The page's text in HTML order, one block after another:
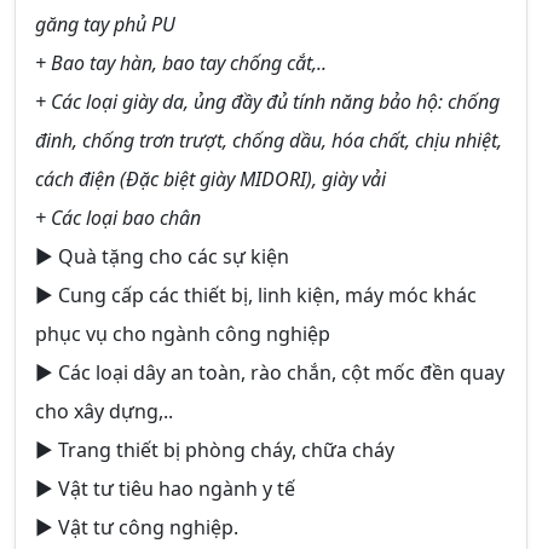
găng tay phủ PU
+ Bao tay hàn, bao tay chống cắt,..
+ Các loại giày da, ủng đầy đủ tính năng bảo hộ: chống
đinh, chống trơn trượt, chống dầu, hóa chất, chịu nhiệt,
cách điện (Đặc biệt giày MIDORI), giày vải
+ Các loại bao chân
► Quà tặng cho các sự kiện
► Cung cấp các thiết bị, linh kiện, máy móc khác
phục vụ cho ngành công nghiệp
► Các loại dây an toàn, rào chắn, cột mốc đền quay
cho xây dựng,..
► Trang thiết bị phòng cháy, chữa cháy
► Vật tư tiêu hao ngành y tế
► Vật tư công nghiệp.